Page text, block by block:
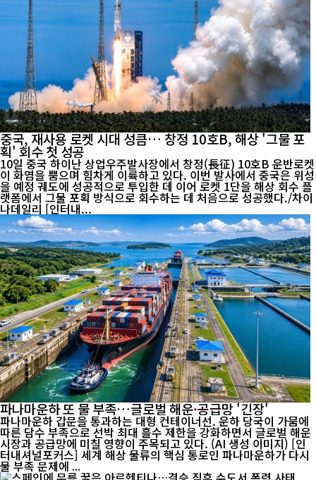
중국, 재사용 로켓 시대 성큼… 창정 10호B, 해상 '그물 포
획' 회수 첫 성공
10일 중국 하이난 상업우주발사장에서 창정(長征) 10호B 운반로켓
이 화염을 뿜으며 힘차게 이륙하고 있다. 이번 발사에서 중국은 위성
을 예정 궤도에 성공적으로 투입한 데 이어 로켓 1단을 해상 회수 플
랫폼에서 그물 포획 방식으로 회수하는 데 처음으로 성공했다./차이
나데일리 [인터내...
파나마운하 또 물 부족…글로벌 해운·공급망 '긴장'
파나마운하 갑문을 통과하는 대형 컨테이너선. 운하 당국이 가뭄에
따른 담수 부족으로 선박 최대 흘수 제한을 강화하면서 글로벌 해운
시장과 공급망에 미칠 영향이 주목되고 있다. (AI 생성 이미지) [인
터내셔널포커스] 세계 해상 물류의 핵심 통로인 파나마운하가 다시
물 부족 문제에 ...